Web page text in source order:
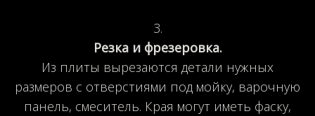
Резка и фрезеровка.
Из плиты вырезаются детали нужных
размеров с отверстиями под мойку, варочную
панель, смеситель. Края могут иметь фаску,